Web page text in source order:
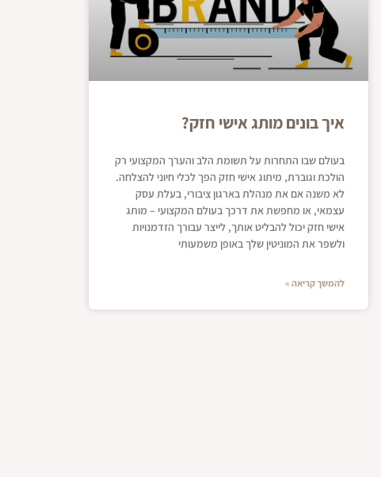
איך בונים מותג אישי חזק?
בעולם שבו התחרות על תשומת הלב והערך המקצועי רק
הולכת וגוברת, מיתוג אישי חזק הפך לכלי חיוני להצלחה.
לא משנה אם את מנהלת בארגון ציבורי, בעלת עסק
עצמאי, או מחפשת את דרכך בעולם המקצועי – מותג
אישי חזק יכול להבליט אותך, לייצר עבורך הזדמנויות
ולשפר את המוניטין שלך באופן משמעותי
להמשך קריאה »